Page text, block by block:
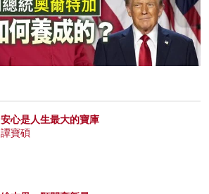
安心是人生最大的寶庫
譚寶碩